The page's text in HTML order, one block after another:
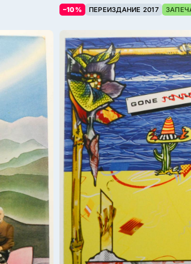
–10% ПЕРЕИЗДАНИЕ 2017